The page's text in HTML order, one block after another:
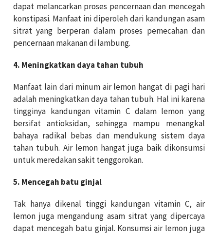
dapat melancarkan proses pencernaan dan mencegah
konstipasi. Manfaat ini diperoleh dari kandungan asam
sitrat yang berperan dalam proses pemecahan dan
pencernaan makanan di lambung.
4. Meningkatkan daya tahan tubuh
Manfaat lain dari minum air lemon hangat di pagi hari
adalah meningkatkan daya tahan tubuh. Hal ini karena
tingginya kandungan vitamin C dalam lemon yang
bersifat antioksidan, sehingga mampu menangkal
bahaya radikal bebas dan mendukung sistem daya
tahan tubuh. Air lemon hangat juga baik dikonsumsi
untuk meredakan sakit tenggorokan.
5. Mencegah batu ginjal
Tak hanya dikenal tinggi kandungan vitamin C, air
lemon juga mengandung asam sitrat yang dipercaya
dapat mencegah batu ginjal. Konsumsi air lemon juga